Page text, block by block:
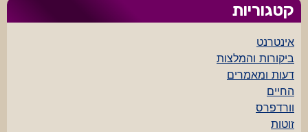
קטגוריות
אינטרנט
ביקורות והמלצות
דעות ומאמרים
החיים
וורדפרס
זוטות